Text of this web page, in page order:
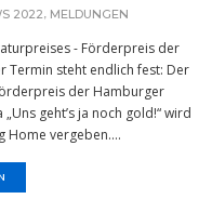
2022 MELDUNGEN
- Förderpreis der
Termin steht endlich fest: Der
der Hamburger
geht’s ja noch gold!“ wird
Home vergeben....